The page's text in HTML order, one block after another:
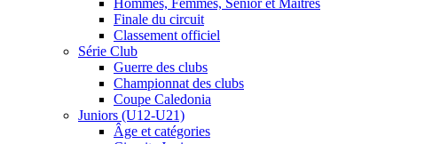
Hommes, Femmes, Senior et Maîtres
Finale du circuit
Classement officiel
Série Club
Guerre des clubs
Championnat des clubs
Coupe Caledonia
Juniors (U12-U21)
Âge et catégories